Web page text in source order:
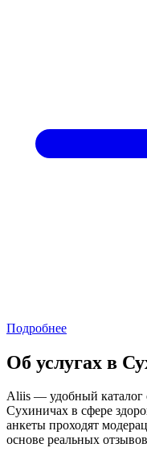
Подробнее
Об услугах в
Aliis — удобный каталог
Сухиничах в сфере
анкеты проходят
основе реальных